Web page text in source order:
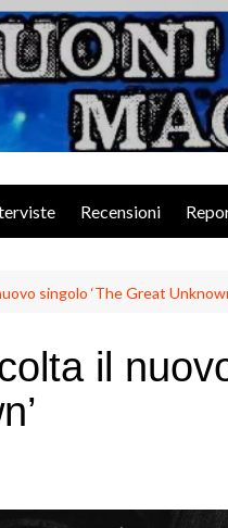
Recensioni
singolo ‘The Great
il